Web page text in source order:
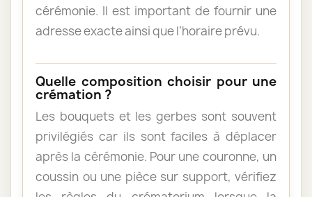
cérémonie. Il est important de fournir une
adresse exacte ainsi que l’horaire prévu.
Quelle composition choisir pour une
crémation ?
Les bouquets et les gerbes sont souvent
privilégiés car ils sont faciles à déplacer
après la cérémonie. Pour une couronne, un
coussin ou une pièce sur support, vérifiez